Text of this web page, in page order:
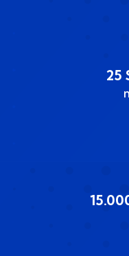
25